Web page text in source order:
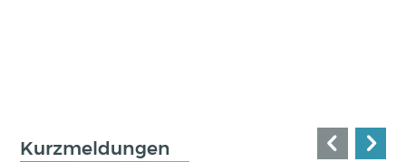
Kurzmeldungen